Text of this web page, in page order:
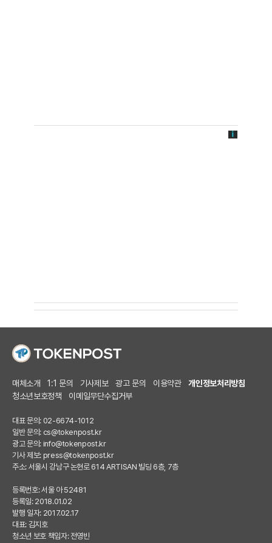
매체소개 1:1 문의 기사제보 광고 문의 이용약관
개인정보처리방침
청소년보호정책
이메일무단수집거부
대표 문의: 02-6674-1012
일반 문의: cs@tokenpost.kr
광고 문의: info@tokenpost.kr
기사 제보: press@tokenpost.kr
주소: 서울시 강남구 논현로 614 ARTISAN 빌딩 6층, 7층
등록번호: 서울 아 52481
등록일: 2018.01.02
발행 일자: 2017.02.17
대표: 김지호
청소년 보호 책임자: 전영빈